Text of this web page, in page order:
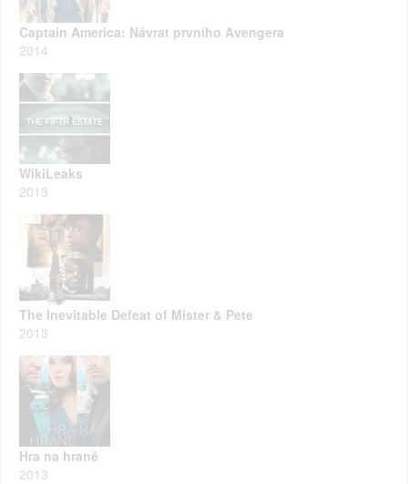
Captain America: Návrat prvního Avengera
2014
WikiLeaks
2013
The Inevitable Defeat of Mister & Pete
2013
Hra na hraně
2013